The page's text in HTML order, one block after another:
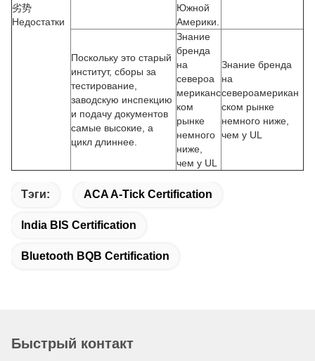
劣势
Недостатки
Южной
Америки.
Поскольку это старый
институт, сборы за
тестирование,
заводскую инспекцию
и подачу документов
самые высокие, а
цикл длиннее.
Знание
бренда
на
североа
мериканс
ком
рынке
немного
ниже,
чем у UL
Знание бренда
на
североамерикан
ском рынке
немного ниже,
чем у UL
Тэги: ACA A-Tick Certification
India BIS Certification
Bluetooth BQB Certification
Быстрый контакт